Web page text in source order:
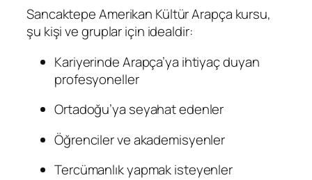
Sancaktepe Amerikan Kültür Arapça kursu,
şu kişi ve gruplar için idealdir:
Kariyerinde Arapça’ya ihtiyaç duyan
profesyoneller
Ortadoğu’ya seyahat edenler
Öğrenciler ve akademisyenler
Tercümanlık yapmak isteyenler